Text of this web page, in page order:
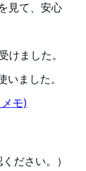
見て、安心
けました。
ました。
モ)
ださい。）